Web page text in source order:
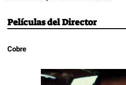
Películas del Director
Cobre